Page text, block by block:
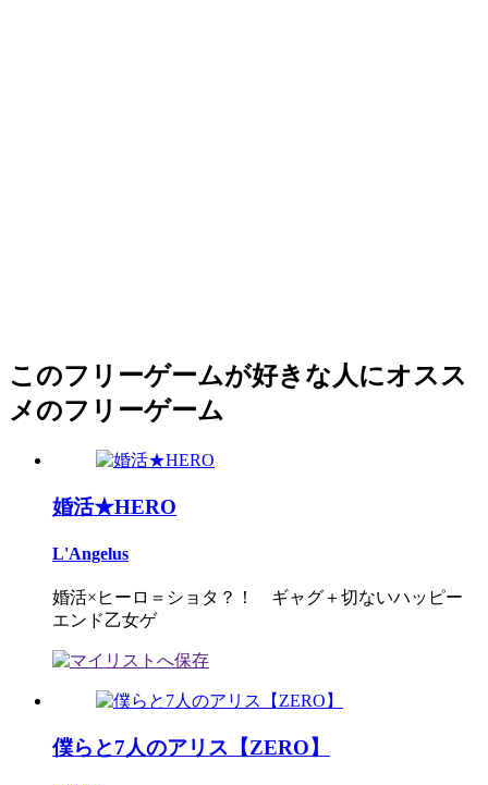
このフリーゲームが好きな人にオスス
メのフリーゲーム
婚活★HERO
L'Angelus
婚活×ヒーロ＝ショタ？！ ギャグ＋切ないハッピー
エンド乙女ゲ
僕らと7人のアリス【ZERO】